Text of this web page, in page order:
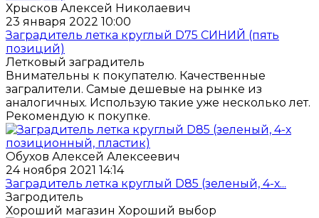
Хрысков Алексей Николаевич
23 января 2022 10:00
Заградитель летка круглый D75 СИНИЙ (пять
позиций)
Летковый заградитель
Внимательны к покупателю. Качественные
загралители. Самые дешевые на рынке из
аналогичных. Использую такие уже несколько лет.
Рекомендую к покупке.
Обухов Алексей Алексеевич
24 ноября 2021 14:14
Заградитель летка круглый D85 (зеленый, 4-х...
Загродитель
Хороший магазин Хороший выбор